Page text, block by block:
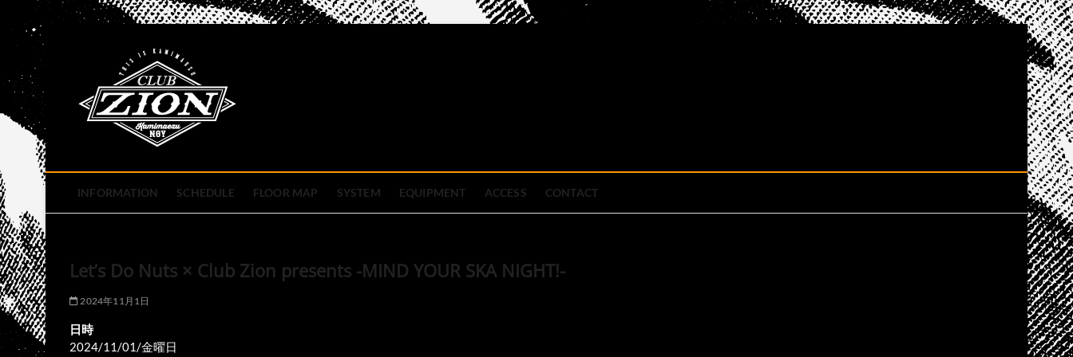
content
INFORMATION SCHEDULE FLOOR MAP SYSTEM EQUIPMENT ACCESS CONTACT
Let’s Do Nuts × Club Zion presents -MIND YOUR SKA NIGHT!-
2024年11月1日
日時
2024/11/01/金曜日